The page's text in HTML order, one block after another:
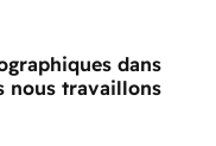
dans
nous travaillons